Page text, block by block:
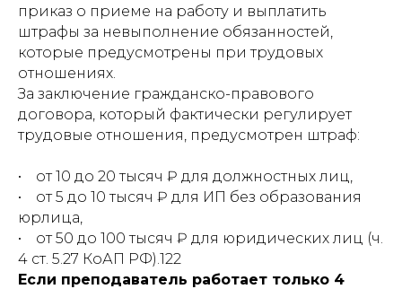
приказ о приеме на работу и выплатить
штрафы за невыполнение обязанностей,
которые предусмотрены при трудовых
отношениях.
За заключение гражданско-правового
договора, который фактически регулирует
трудовые отношения, предусмотрен штраф:
• от 10 до 20 тысяч ₽ для должностных лиц,
• от 5 до 10 тысяч ₽ для ИП без образования
юрлица,
• от 50 до 100 тысяч ₽ для юридических лиц (ч.
4 ст. 5.27 КоАП РФ).122
Если преподаватель работает только 4